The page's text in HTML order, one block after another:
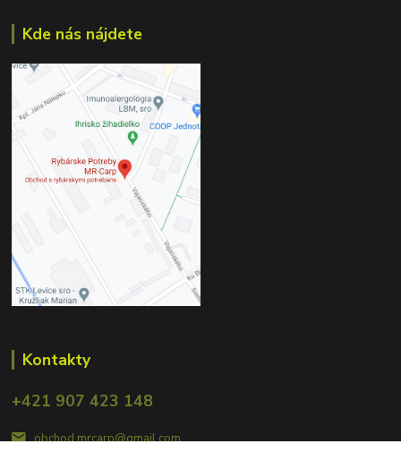
Kde nás nájdete
Kontakty
+421 907 423 148
obchod.mrcarp@gmail.com